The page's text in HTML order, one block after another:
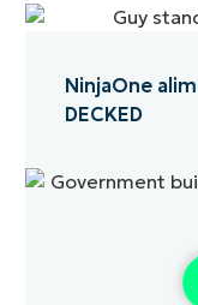
NinjaOne
DECKED